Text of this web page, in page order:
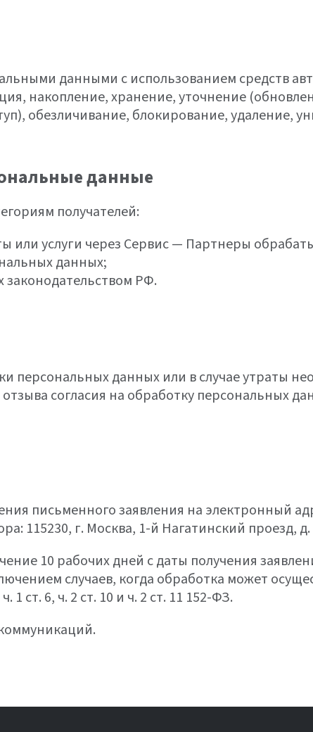
данными с использованием средств
накопление, хранение, уточнение
обезличивание, блокирование, удаление,
данные
получателей:
услуги через Сервис — Партнеры
данных;
законодательством РФ.
персональных данных или в случае утраты
согласия на обработку персональных
письменного заявления на электронный
115230, г. Москва, 1-й Нагатинский проезд, д.
10 рабочих дней с даты получения
случаев, когда обработка может
ст. 6, ч. 2 ст. 10 и ч. 2 ст. 11 152-ФЗ.